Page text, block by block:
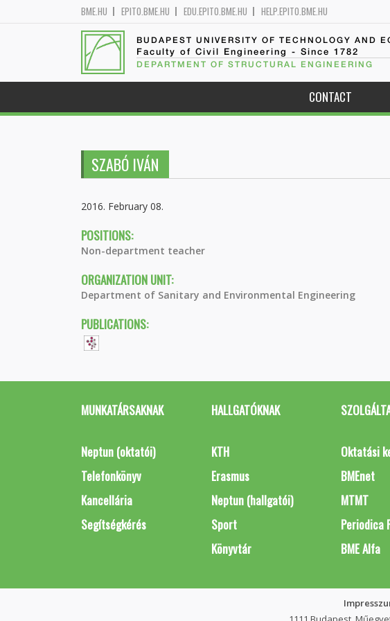
BME.HU EPITO.BME.HU EDU.EPITO.BME.HU HELP.EPITO.BME.HU
BUDAPEST UNIVERSITY OF TECHNOLOGY AND
Faculty of Civil Engineering - Since 1782
DEPARTMENT OF STRUCTURAL ENGINEERING
CONTACT
SZABÓ IVÁN
2016. February 08.
POSITIONS:
Non-department teacher
ORGANIZATION UNIT:
Department of Sanitary and Environmental Engineering
PUBLICATIONS:
MUNKATÁRSAKNAK
Neptun (oktatói)
Telefonkönyv
Kancellária
Segítségkérés
HALLGATÓKNAK
KTH
Erasmus
Neptun (hallgatói)
Sport
Könyvtár
Oktatási
BMEnet
MTMT
Periodica
BME Alfa